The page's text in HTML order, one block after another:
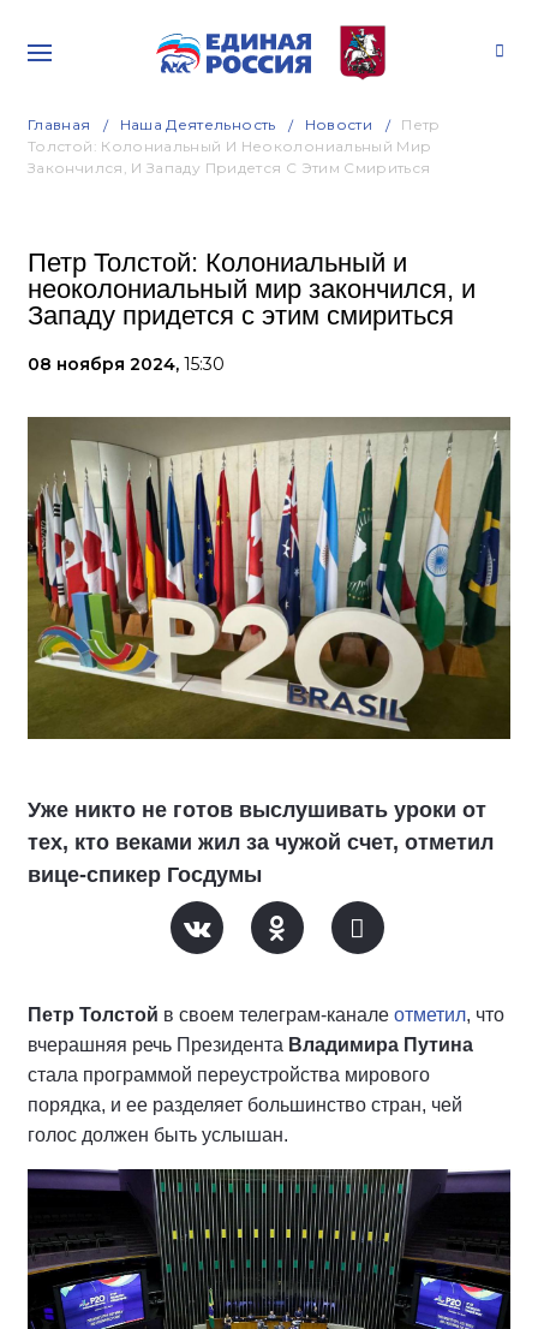
Главная Наша Деятельность Новости
Петр
Толстой: Колониальный И Неоколониальный Мир
Закончился, И Западу Придется С Этим Смириться
Петр Толстой: Колониальный и
неоколониальный мир закончился, и
Западу придется с этим смириться
08 ноября 2024, 15:30
Уже никто не готов выслушивать уроки от
тех, кто веками жил за чужой счет, отметил
вице-спикер Госдумы
Петр Толстой в своем телеграм-канале отметил, что
вчерашняя речь Президента Владимира Путина
стала программой переустройства мирового
порядка, и ее разделяет большинство стран, чей
голос должен быть услышан.